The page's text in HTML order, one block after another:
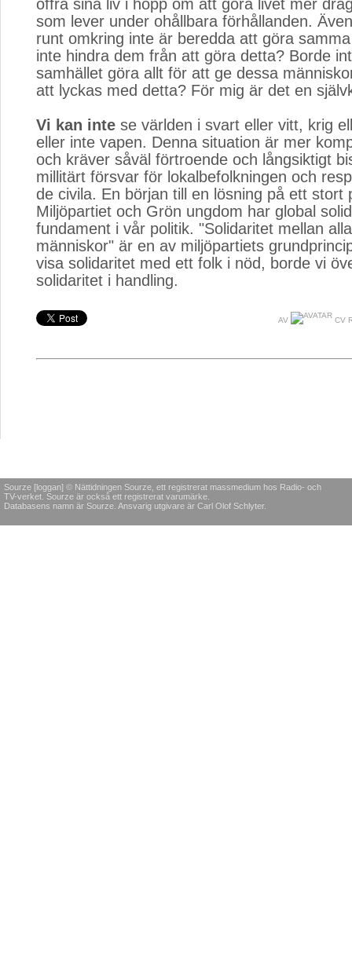
offra sina liv i hopp om att göra livet mer
som lever under ohållbara förhållanden.
runt omkring inte är beredda att göra
inte hindra dem från att göra detta? Borde
samhället göra allt för att ge dessa
att lyckas med detta? För mig är det en
Vi kan inte se världen i svart eller vitt, krig
eller inte vapen. Denna situation är mer
och kräver såväl förtroende och långsiktigt
millitärt försvar för lokalbefolkningen och
de civila. En början till en lösning på ett stort
Miljöpartiet och Grön ungdom har global
fundament i vår politik. "Solidaritet mellan
människor" är en av miljöpartiets
visa solidaritet med ett folk i nöd, borde vi
solidaritet i handling.
AV CV
Sourze [loggan] © Nättidningen Sourze, ett registrerat massmedium hos Radio- och
TV-verket. Sourze är också ett registrerat varumärke.
Databasens namn är Sourze. Ansvarig utgivare är Carl Olof Schlyter.